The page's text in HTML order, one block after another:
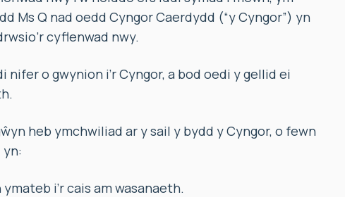
Ms Q nad oedd Cyngor Caerdydd (“y Cyngor”) yn
cyflenwad nwy.
nifer o gwynion i’r Cyngor, a bod oedi y gellid ei
heb ymchwiliad ar y sail y bydd y Cyngor, o fewn
yn:
i’r cais am wasanaeth.